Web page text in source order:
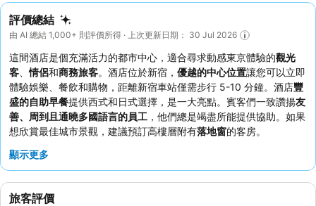
評價總結
由 AI 總結 1,000+ 則評價所得 · 上次更新日期： 30 Jul 2026
這間酒店是個充滿活力的都市中心，適合尋求動感東京體驗的觀光
客 、情侶和商務旅客。酒店位於新宿， 優越的中心位置讓您可以立即
體驗娛樂、餐飲和購物，距離新宿車站僅需步行 5-10 分鐘。酒店豐
盛的自助早餐提供西式和日式選擇，是一大亮點。賓客們一致讚揚友
善、周到且通曉多國語言的員工 ，他們總是竭盡所能提供協助。如果
想欣賞最佳城市景觀，建議預訂高樓層附有落地窗的客房。
顯示更多
旅客評價